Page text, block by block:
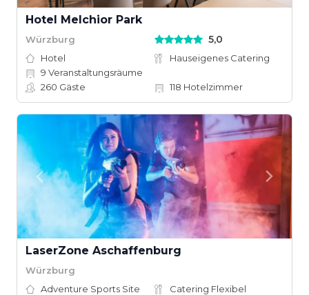
Hotel Melchior Park
Würzburg 5,0
Hotel
Hauseigenes Catering
9 Veranstaltungsräume
260 Gäste 118 Hotelzimmer
LaserZone Aschaffenburg
Würzburg
Adventure Sports Site
Catering Flexibel